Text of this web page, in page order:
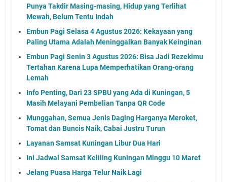
Punya Takdir Masing-masing, Hidup yang Terlihat
Mewah, Belum Tentu Indah
Embun Pagi Selasa 4 Agustus 2026: Kekayaan yang
Paling Utama Adalah Meninggalkan Banyak Keinginan
Embun Pagi Senin 3 Agustus 2026: Bisa Jadi Rezekimu
Tertahan Karena Lupa Memperhatikan Orang-orang
Lemah
Info Penting, Dari 23 SPBU yang Ada di Kuningan, 5
Masih Melayani Pembelian Tanpa QR Code
Munggahan, Semua Jenis Daging Harganya Meroket,
Tomat dan Buncis Naik, Cabai Justru Turun
Layanan Samsat Kuningan Libur Dua Hari
Ini Jadwal Samsat Keliling Kuningan Minggu 10 Maret
Jelang Puasa Harga Telur Naik Lagi